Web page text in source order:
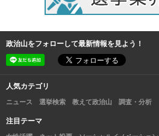
政治山をフォローして最新情報を見よう！
人気カテゴリ
ニュース 選挙検索 教えて政治山 調査・分析
注目テーマ